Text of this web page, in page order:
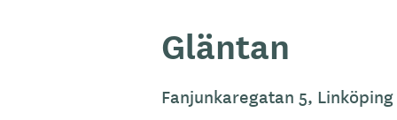
Gläntan
Fanjunkaregatan 5, Linköping